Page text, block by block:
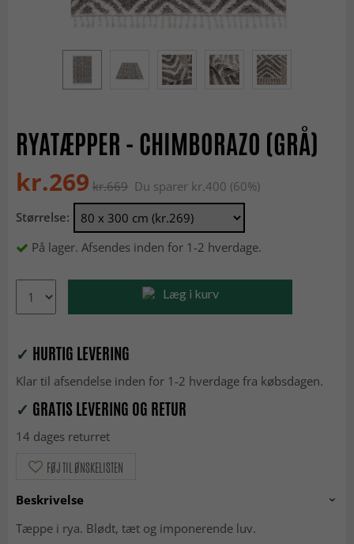
RYATÆPPER - CHIMBORAZO (GRÅ)
kr.269 kr.669 Du sparer kr.400 (60%)
Størrelse:
På lager. Afsendes inden for 1-2 hverdage.
Læg i kurv
✓ HURTIG LEVERING
Klar til afsendelse inden for 1-2 hverdage fra købsdagen.
✓ GRATIS LEVERING OG RETUR
14 dages returret
FØJ TIL ØNSKELISTEN
Beskrivelse
Tæppe i rya. Blødt, tæt og imponerende luv.